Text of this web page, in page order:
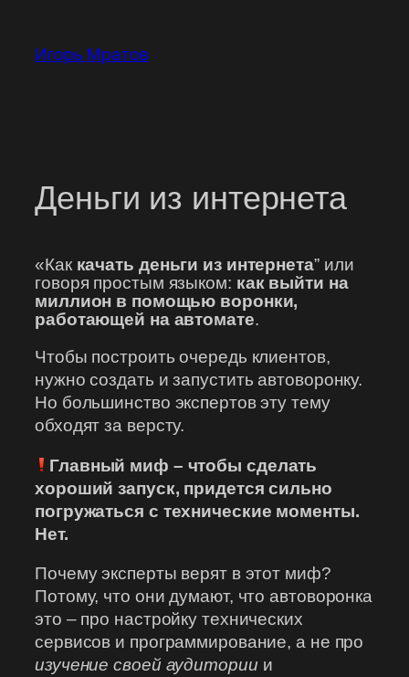
содержимому
Игорь Мратов
Деньги из интернета
«Как качать деньги из интернета” или
говоря простым языком: как выйти на
миллион в помощью воронки,
работающей на автомате.
Чтобы построить очередь клиентов,
нужно создать и запустить автоворонку.
Но большинство экспертов эту тему
обходят за версту.
Главный миф – чтобы сделать
хороший запуск, придется сильно
погружаться с технические моменты.
Нет.
Почему эксперты верят в этот миф?
Потому, что они думают, что автоворонка
это – про настройку технических
сервисов и программирование, а не про
изучение своей аудитории и